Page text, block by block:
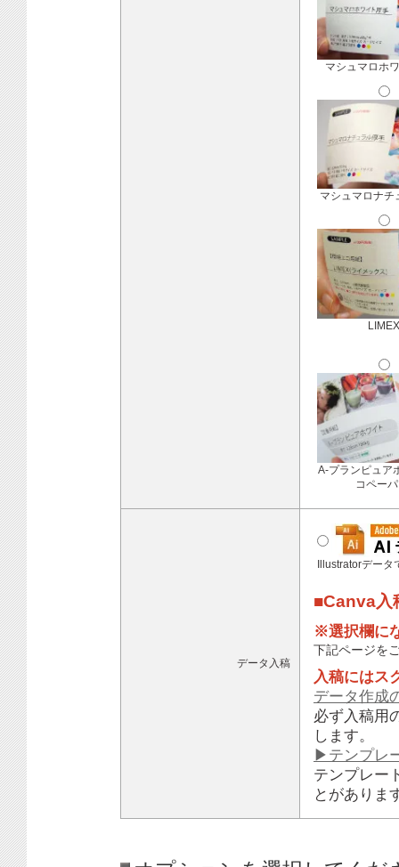
マシュマロホ
マシュマロナチ
A-プランピュア
コペー
データ入稿
Illustratorデータ
■Canva入
※選択欄に
下記ページを
入稿にはス
データ作成
必ず入稿用
します。
▶テンプレ
テンプレー
とがありま